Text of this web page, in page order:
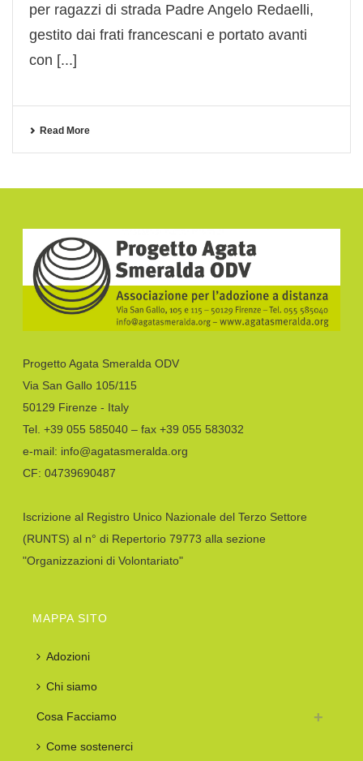
per ragazzi di strada Padre Angelo Redaelli,
gestito dai frati francescani e portato avanti
con [...]
Read More
Progetto Agata Smeralda ODV
Via San Gallo 105/115
50129 Firenze - Italy
Tel. +39 055 585040 – fax +39 055 583032
e-mail: info@agatasmeralda.org
CF: 04739690487
Iscrizione al Registro Unico Nazionale del Terzo Settore
(RUNTS) al n° di Repertorio 79773 alla sezione
"Organizzazioni di Volontariato"
MAPPA SITO
Adozioni
Chi siamo
Cosa Facciamo
Come sostenerci